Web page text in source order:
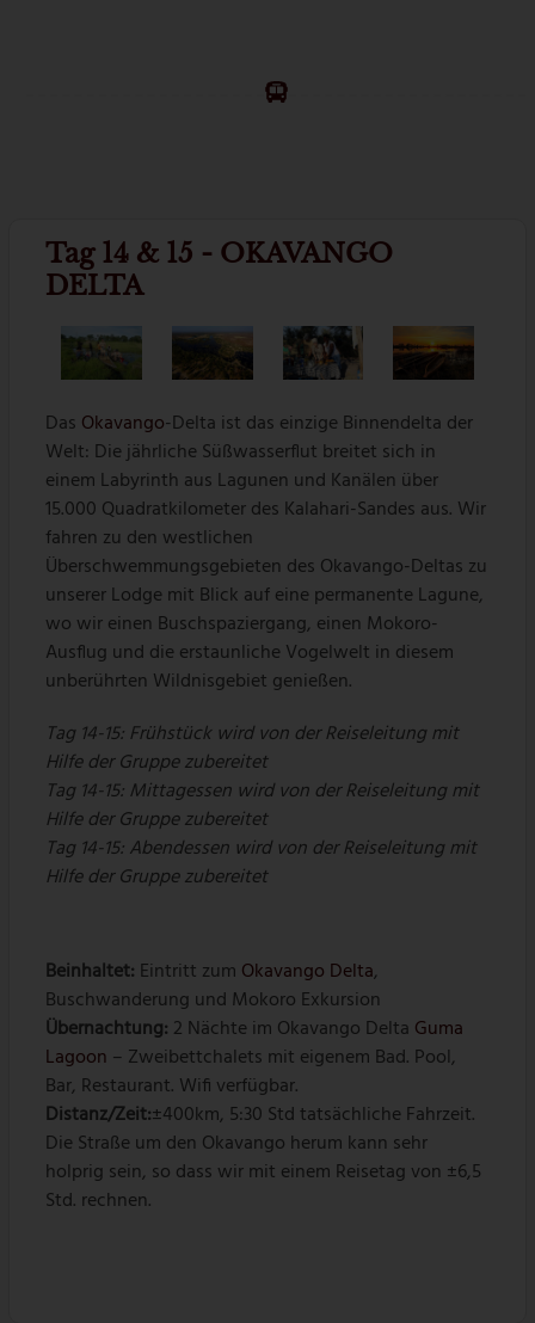
Tag 14 & 15 - OKAVANGO
DELTA
Das Okavango-Delta ist das einzige Binnendelta der
Welt: Die jährliche Süßwasserflut breitet sich in
einem Labyrinth aus Lagunen und Kanälen über
15.000 Quadratkilometer des Kalahari-Sandes aus. Wir
fahren zu den westlichen
Überschwemmungsgebieten des Okavango-Deltas zu
unserer Lodge mit Blick auf eine permanente Lagune,
wo wir einen Buschspaziergang, einen Mokoro-
Ausflug und die erstaunliche Vogelwelt in diesem
unberührten Wildnisgebiet genießen.
Tag 14-15: Frühstück wird von der Reiseleitung mit
Hilfe der Gruppe zubereitet
Tag 14-15: Mittagessen wird von der Reiseleitung mit
Hilfe der Gruppe zubereitet
Tag 14-15: Abendessen wird von der Reiseleitung mit
Hilfe der Gruppe zubereitet
Beinhaltet: Eintritt zum Okavango Delta,
Buschwanderung und Mokoro Exkursion
Übernachtung: 2 Nächte im Okavango Delta Guma
Lagoon – Zweibettchalets mit eigenem Bad. Pool,
Bar, Restaurant. Wifi verfügbar.
Distanz/Zeit:±400km, 5:30 Std tatsächliche Fahrzeit.
Die Straße um den Okavango herum kann sehr
holprig sein, so dass wir mit einem Reisetag von ±6,5
Std. rechnen.